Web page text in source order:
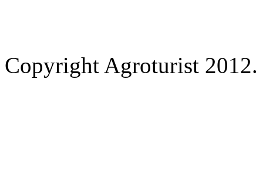
Copyright Agroturist 2012.